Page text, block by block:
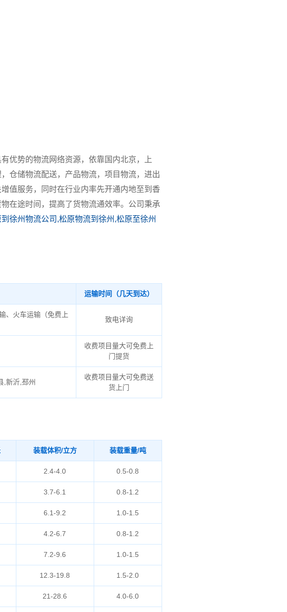
优势的物流网络资源，依靠国内北京，上
仓储物流配送，产品物流，项目物流，进出
值服务，同时在行业内率先开通内地至到香
在途时间，提高了货物流通效率。公司秉承
徐州物流公司,松原物流到徐州,松原至徐州
运输时间（几天到达）
、火车运输（免费上
致电详询
收费项目量大可免费上
门提货
,新沂,邳州
收费项目量大可免费送
货上门
装载体积/立方 装载重量/吨
2.4-4.0 0.5-0.8
3.7-6.1 0.8-1.2
6.1-9.2 1.0-1.5
4.2-6.7 0.8-1.2
7.2-9.6 1.0-1.5
12.3-19.8 1.5-2.0
21-28.6 4.0-6.0